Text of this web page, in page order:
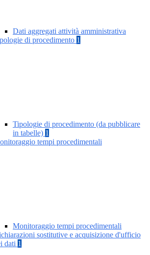
Dati aggregati attività amministrativa
di procedimento 1
Tipologie di procedimento (da pubblicare
in tabelle) 1
tempi procedimentali
Monitoraggio tempi procedimentali
sostitutive e acquisizione d'ufficio
dati 1